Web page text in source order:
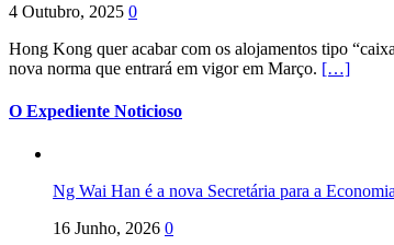
4 Outubro, 2025 0
Hong Kong quer acabar com os alojamentos tipo
nova norma que entrará em vigor em Março. […]
O Expediente Noticioso
Ng Wai Han é a nova Secretária para a
16 Junho, 2026 0